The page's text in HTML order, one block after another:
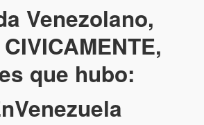
Venezolano,
que hubo: